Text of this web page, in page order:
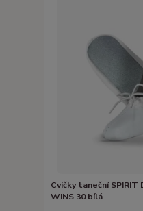
Cvičky taneční SPIRIT
WINS 30 bílá